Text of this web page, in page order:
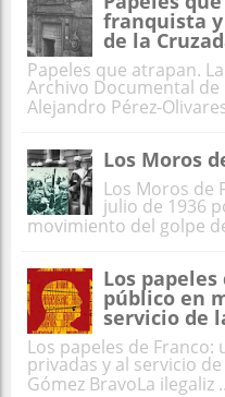
franquista
de la
Papeles que atrapan.
Archivo Documental de
Alejandro Pérez-
Los Moros
Los Moros de
julio de 1936
movimiento del golpe
Los
público en
servicio de
Los papeles de
privadas y al servicio
Gómez BravoLa ilegaliz